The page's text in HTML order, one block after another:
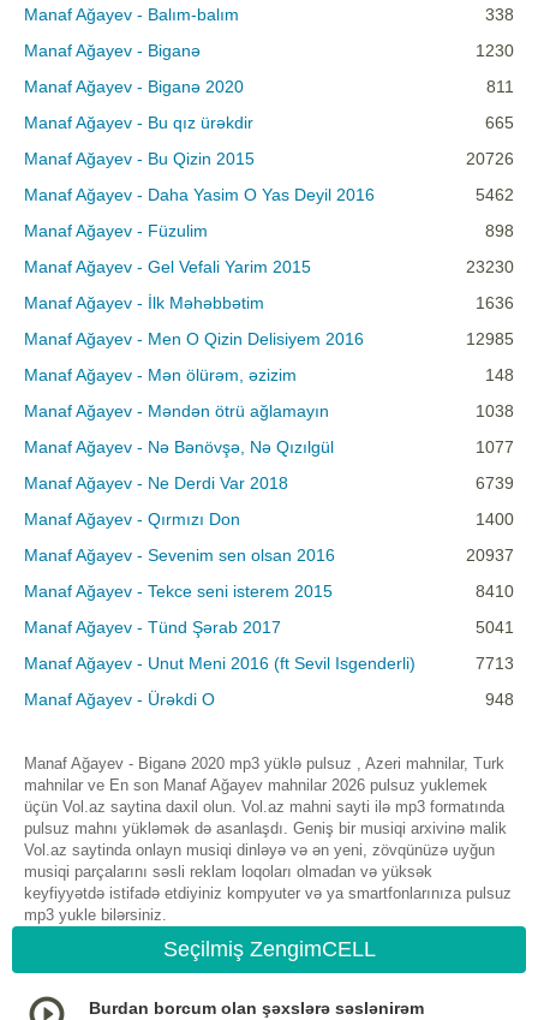
Manaf Ağayev - Balım-balım
338
Manaf Ağayev - Biganə
1230
Manaf Ağayev - Biganə 2020
811
Manaf Ağayev - Bu qız ürəkdir
665
Manaf Ağayev - Bu Qizin 2015
20726
Manaf Ağayev - Daha Yasim O Yas Deyil 2016
5462
Manaf Ağayev - Füzulim
898
Manaf Ağayev - Gel Vefali Yarim 2015
23230
Manaf Ağayev - İlk Məhəbbətim
1636
Manaf Ağayev - Men O Qizin Delisiyem 2016
12985
Manaf Ağayev - Mən ölürəm, əzizim
148
Manaf Ağayev - Məndən ötrü ağlamayın
1038
Manaf Ağayev - Nə Bənövşə, Nə Qızılgül
1077
Manaf Ağayev - Ne Derdi Var 2018
6739
Manaf Ağayev - Qırmızı Don
1400
Manaf Ağayev - Sevenim sen olsan 2016
20937
Manaf Ağayev - Tekce seni isterem 2015
8410
Manaf Ağayev - Tünd Şərab 2017
5041
Manaf Ağayev - Unut Meni 2016 (ft Sevil Isgenderli)
7713
Manaf Ağayev - Ürəkdi O
948
Manaf Ağayev - Biganə 2020 mp3 yüklə pulsuz , Azeri mahnilar, Turk
mahnilar ve En son Manaf Ağayev mahnilar 2026 pulsuz yuklemek
üçün Vol.az saytina daxil olun. Vol.az mahni sayti ilə mp3 formatında
pulsuz mahnı yükləmək də asanlaşdı. Geniş bir musiqi arxivinə malik
Vol.az saytinda onlayn musiqi dinləyə və ən yeni, zövqünüzə uyğun
musiqi parçalarını səsli reklam loqoları olmadan və yüksək
keyfiyyətdə istifadə etdiyiniz kompyuter və ya smartfonlarınıza pulsuz
mp3 yukle bilərsiniz.
Seçilmiş ZengimCELL
Burdan borcum olan şəxslərə səslənirəm